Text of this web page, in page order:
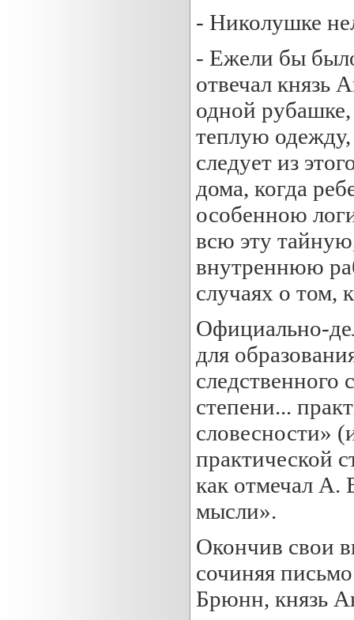
- Николушке
- Ежели бы
отвечал князь
одной рубашке,
теплую одежду,
следует из
дома, когда
особенною
всю эту
внутреннюю
случаях о том,
Официально-
для
степени...
словесности»
практической
как отмечал А.
мысли».
Окончив свои
сочиняя
Брюнн, князь